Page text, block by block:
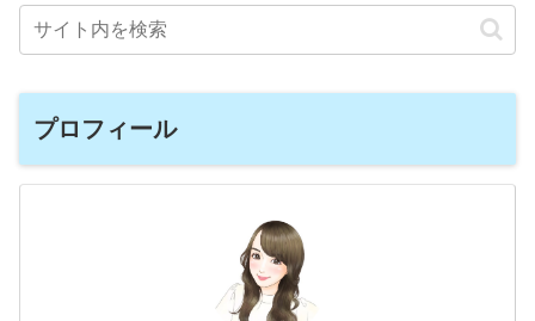
プロフィール